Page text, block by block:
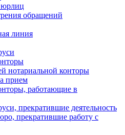
обращений
линия
нотариальной конторы
прием
работающие в
прекратившие деятельность
прекратившие работу с